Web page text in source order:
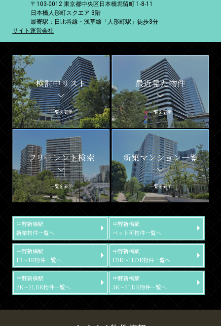
〒103-0012 東京都中央区日本橋堀留町 1-8-11
日本橋人形町スクエア 3階
最寄駅：日比谷線・浅草線「人形町駅」徒歩3分
サイト運営会社
検討中リスト
一覧を表示
最近見た物件
一覧を表示
フリーレント検索
一覧を表示
新築マンション一覧
一覧を表示
中野新橋駅
新築物件一覧へ
中野新橋駅
ペット可物件一覧へ
中野新橋駅
1R～1K物件一覧へ
中野新橋駅
1DK～1LDK物件一覧へ
中野新橋駅
2K～2LDK物件一覧へ
中野新橋駅
3K～3LDK物件一覧へ